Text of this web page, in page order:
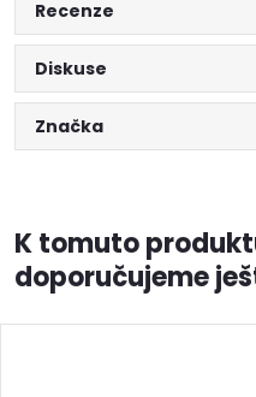
Recenze
Diskuse
Značka
K tomuto
doporučujeme